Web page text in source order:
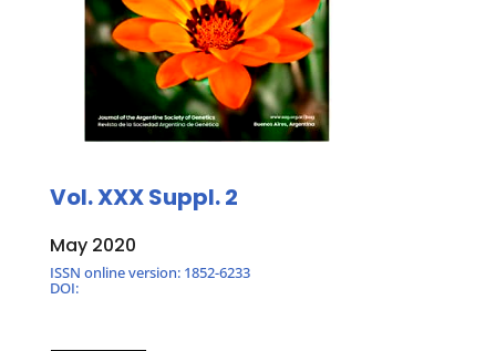
Vol. XXX Suppl. 2
May 2020
ISSN online version: 1852-6233
DOI: